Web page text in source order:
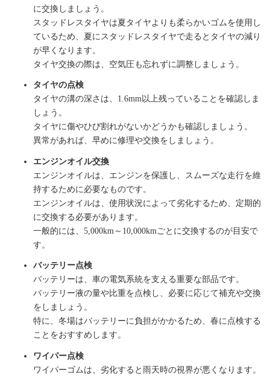
に交換しましょう。
スタッドレスタイヤは夏タイヤよりも柔らかいゴムを使用し
ているため、夏にスタッドレスタイヤで走るとタイヤの減り
が早くなります。
タイヤ交換の際は、空気圧も忘れずに調整しましょう。
タイヤの点検
タイヤの溝の深さは、1.6mm以上残っていることを確認しま
しょう。
タイヤに傷やひび割れがないかどうかも確認しましょう。
異常があれば、早めに修理や交換をしましょう。
エンジンオイル交換
エンジンオイルは、エンジンを保護し、スムーズな走行を維
持するために必要なものです。
エンジンオイルは、使用状況によって劣化するため、定期的
に交換する必要があります。
一般的には、5,000km～10,000kmごとに交換するのが目安で
す。
バッテリー点検
バッテリーは、車の電気系統を支える重要な部品です。
バッテリー液の量や比重を点検し、必要に応じて補充や交換
をしましょう。
特に、冬場はバッテリーに負担がかかるため、春に点検する
ことをおすすめします。
ワイパー点検
ワイパーゴムは、劣化すると雨天時の視界が悪くなります。